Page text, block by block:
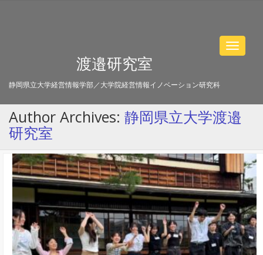
Toggle
渡邉研究室
静岡県立大学経営情報学部／大学院経営情報イノベーション研究科
Author Archives: 静岡県立大学渡邉
研究室